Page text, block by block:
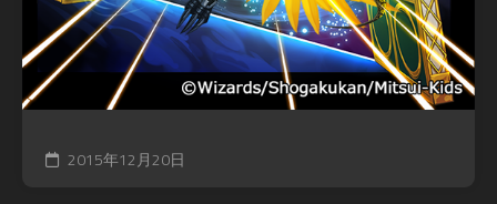
2015年12月20日